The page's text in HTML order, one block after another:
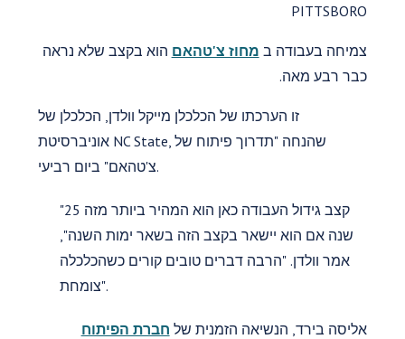
PITTSBORO
צמיחה בעבודה ב מחוז צ'טהאם הוא בקצב שלא נראה
כבר רבע מאה.
זו הערכתו של הכלכלן מייקל וולדן, הכלכלן של
אוניברסיטת NC State, שהנחה "תדרוך פיתוח של
צ'טהאם" ביום רביעי.
"קצב גידול העבודה כאן הוא המהיר ביותר מזה 25
שנה אם הוא יישאר בקצב הזה בשאר ימות השנה",
אמר וולדן. "הרבה דברים טובים קורים כשהכלכלה
צומחת".
אליסה בירד, הנשיאה הזמנית של חברת הפיתוח